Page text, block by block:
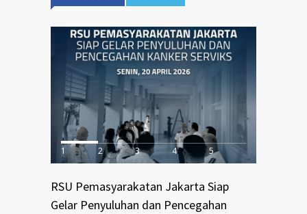
1 2 3 4 5
RSU Pemasyarakatan Jakarta Siap
Gelar Penyuluhan dan Pencegahan